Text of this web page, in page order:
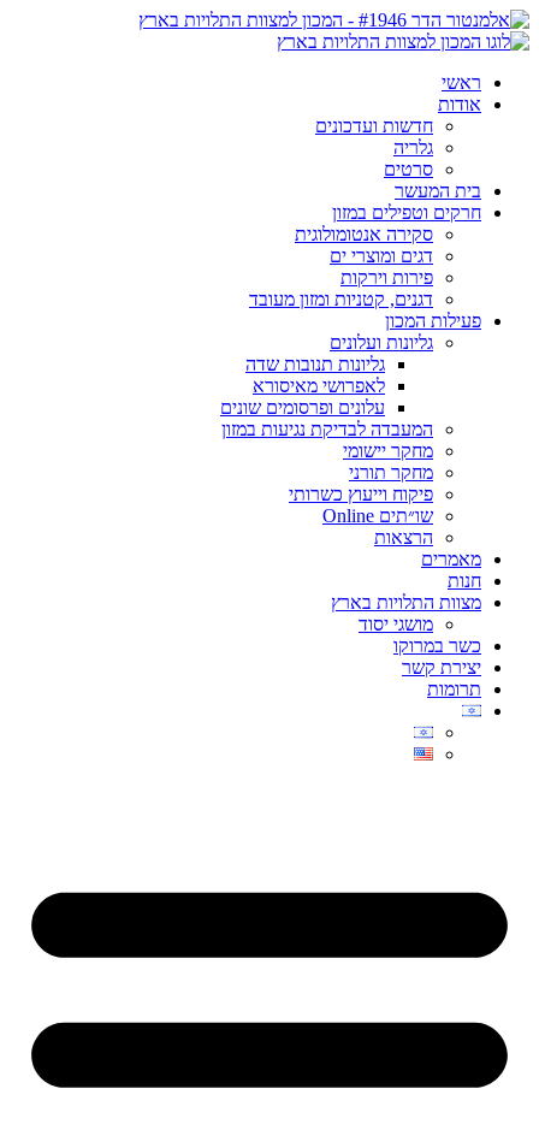
ראשי
אודות
חדשות ועדכונים
גלריה
סרטים
בית המעשר
חרקים וטפילים במזון
סקירה אנטומולוגית
דגים ומוצרי ים
פירות וירקות
דגנים, קטניות ומזון מעובד
פעילות המכון
גליונות ועלונים
גליונות תנובות שדה
לאפרושי מאיסורא
עלונים ופרסומים שונים
המעבדה לבדיקת נגיעות במזון
מחקר יישומי
מחקר תורני
פיקוח וייעוץ כשרותי
שו״תים Online
הרצאות
מאמרים
חנות
מצוות התלויות בארץ
מושגי יסוד
כשר במרוקו
יצירת קשר
תרומות